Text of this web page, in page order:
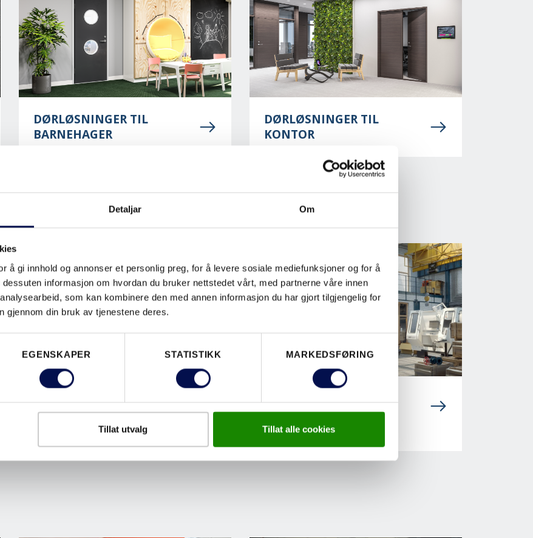
Detaljar Om
å gi innhold og annonser et personlig preg, for å levere sosiale mediefunksjoner og for å
informasjon om hvordan du bruker nettstedet vårt, med partnerne våre innen
som kan kombinere den med annen informasjon du har gjort tilgjengelig for
gjennom din bruk av tjenestene deres.
EGENSKAPER STATISTIKK MARKEDSFØRING
Tillat utvalg Tillat alle cookies
DØRLØSNINGER TIL
BARNEHAGER
DØRLØSNINGER TIL
KONTOR
DØRLØSNINGER TIL
ARENAER OG
KONFERANSESENTER
DØRLØSNINGER TIL
INDUSTRIBYGG